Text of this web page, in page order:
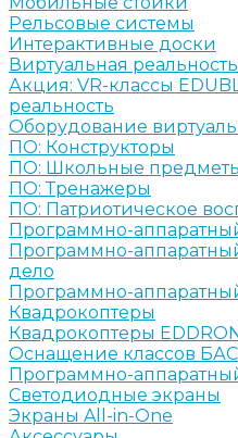
Рельсовые системы
Интерактивные доски
Виртуальная
Акция: VR-классы
реальность
Оборудование
ПО: Конструкторы
ПО: Школьные
ПО: Тренажеры
ПО: Патриотическое
Программно-
Программно-
дело
Программно-
Квадрокоптеры
Квадрокоптеры
Оснащение классов БАС
Программно-
Светодиодные экраны
Экраны All-in-One